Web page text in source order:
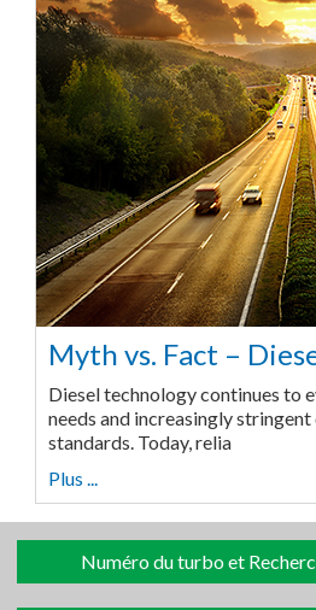
Myth vs. Fact –
Diesel technology continues to
needs and increasingly
standards. Today, relia
Plus ...
Numéro du turbo et